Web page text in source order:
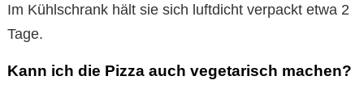
Im Kühlschrank hält sie sich luftdicht verpackt etwa 2
Tage.
Kann ich die Pizza auch vegetarisch machen?